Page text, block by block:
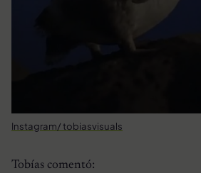
Instagram/ tobiasvisuals
Tobías comentó: